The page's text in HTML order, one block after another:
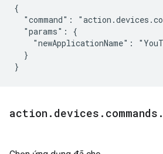
{
"command":
  "params": {
"newApplicationName":
  }
}
action . devices . commands .